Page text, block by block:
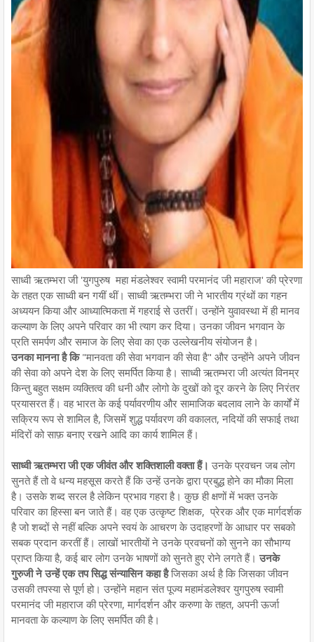
साध्वी ऋतम्भरा जी 'युगपुरुष महा मंडलेश्वर स्वामी परमानंद जी महाराज' की प्रेरणा
के तहत एक साध्वी बन गयीं थीं। साध्वी ऋतम्भरा जी ने भारतीय ग्रंथों का गहन
अध्ययन किया और आध्यात्मिकता में गहराई से उतरीं। उन्होंने युवावस्था में ही मानव
कल्याण के लिए अपने परिवार का भी त्याग कर दिया। उनका जीवन भगवान के
प्रति समर्पण और समाज के लिए सेवा का एक उल्लेखनीय संयोजन है।
उनका मानना ​​है कि "मानवता की सेवा भगवान की सेवा है" और उन्होंने अपने जीवन
की सेवा को अपने देश के लिए समर्पित किया है। साध्वी ऋतम्भरा जी अत्यंत विनम्र
किन्तु बहुत सक्षम व्यक्तित्व की धनी और लोगो के दुखों को दूर करने के लिए निरंतर
प्रयासरत हैं। वह भारत के कई पर्यावरणीय और सामाजिक बदलाव लाने के कार्यों में
सक्रिय रूप से शामिल है, जिसमें शुद्ध पर्यावरण की वकालत, नदियों की सफाई तथा
मंदिरों को साफ़ बनाए रखने आदि का कार्य शामिल हैं।
साध्वी ऋतम्भरा जी एक जीवंत और शक्तिशाली वक्ता हैं। उनके प्रवचन जब लोग
सुनते हैं तो वे धन्य महसूस करते हैं कि उन्हें उनके द्वारा प्रबुद्ध होने का मौका मिला
है। उसके शब्द सरल है लेकिन प्रभाव गहरा है। कुछ ही क्षणों में भक्त उनके
परिवार का हिस्सा बन जाते हैं। वह एक उत्कृष्ट शिक्षक, प्रेरक और एक मार्गदर्शक
है जो शब्दों से नहीं बल्कि अपने स्वयं के आचरण के उदाहरणों के आधार पर सबको
सबक प्रदान करतीं हैं। लाखों भारतीयों ने उनके प्रवचनों को सुनने का सौभाग्य
प्राप्त किया है, कई बार लोग उनके भाषणों को सुनते हुए रोने लगते हैं। उनके
गुरुजी ने उन्हें एक तप सिद्ध संन्यासिन कहा हैजिसका अर्थ है कि जिसका जीवन
उसकी तपस्या से पूर्ण हो। उन्होंने महान संत पूज्य महामंडलेश्वर युगपुरुष स्वामी
परमानंद जी महाराज की प्रेरणा, मार्गदर्शन और करुणा के तहत, अपनी ऊर्जा
मानवता के कल्याण के लिए समर्पित की है।